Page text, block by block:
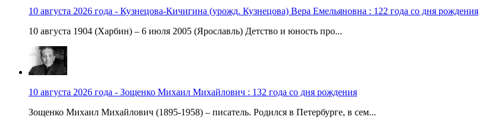
10 августа 2026 года - Кузнецова-Кичигина (урожд. Кузнецова) Вера Емельяновна : 122 года со дня рождения
10 августа 1904 (Харбин) – 6 июля 2005 (Ярославль) Детство и юность про...
10 августа 2026 года - Зощенко Михаил Михайлович : 132 года со дня рождения
Зощенко Михаил Михайлович (1895-1958) – писатель. Родился в Петербурге, в сем...